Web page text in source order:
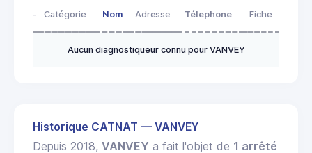
- Catégorie Nom Adresse Télephone Fiche
Aucun diagnostiqueur connu pour VANVEY
Historique CATNAT — VANVEY
Depuis 2018, VANVEY a fait l'objet de 1 arrêté